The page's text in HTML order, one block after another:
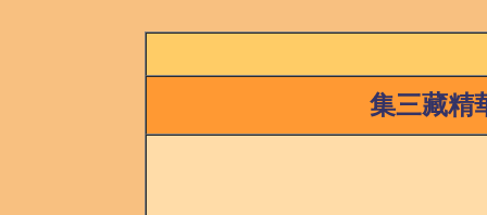
集三藏精